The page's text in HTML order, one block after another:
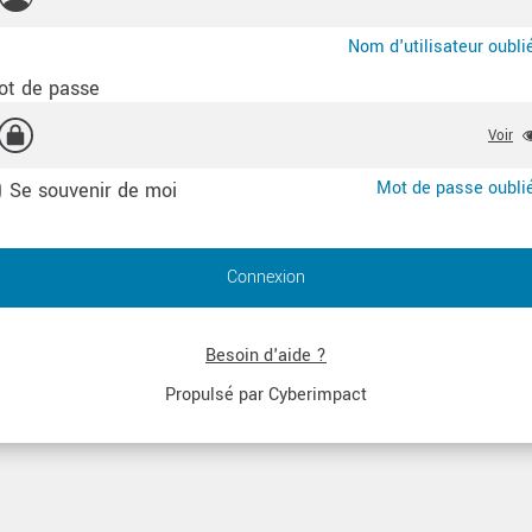
Nom d'utilisateur
de passe
Voir
Se souvenir de moi Mot de passe
Connexion
Besoin d'aide ?
Propulsé par Cyberimpact